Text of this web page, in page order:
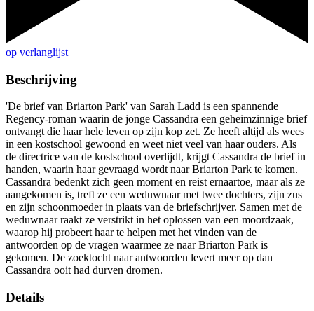
op verlanglijst
Beschrijving
'De brief van Briarton Park' van Sarah Ladd is een spannende
Regency-roman waarin de jonge Cassandra een geheimzinnige brief
ontvangt die haar hele leven op zijn kop zet. Ze heeft altijd als wees
in een kostschool gewoond en weet niet veel van haar ouders. Als
de directrice van de kostschool overlijdt, krijgt Cassandra de brief in
handen, waarin haar gevraagd wordt naar Briarton Park te komen.
Cassandra bedenkt zich geen moment en reist ernaartoe, maar als ze
aangekomen is, treft ze een weduwnaar met twee dochters, zijn zus
en zijn schoonmoeder in plaats van de briefschrijver. Samen met de
weduwnaar raakt ze verstrikt in het oplossen van een moordzaak,
waarop hij probeert haar te helpen met het vinden van de
antwoorden op de vragen waarmee ze naar Briarton Park is
gekomen. De zoektocht naar antwoorden levert meer op dan
Cassandra ooit had durven dromen.
Details